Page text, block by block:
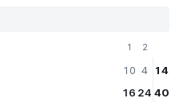
1
10
16
2
4
24
14
40